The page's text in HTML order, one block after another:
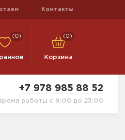
Контакты
(0) (0)
Корзина
+7 978 985 88 52
работы с 9:00 до 23:00